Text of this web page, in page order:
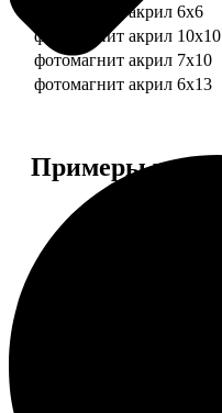
фотомагнит акрил 6х6
фотомагнит акрил 10х10
фотомагнит акрил 7х10
фотомагнит акрил 6х13
Примеры работ